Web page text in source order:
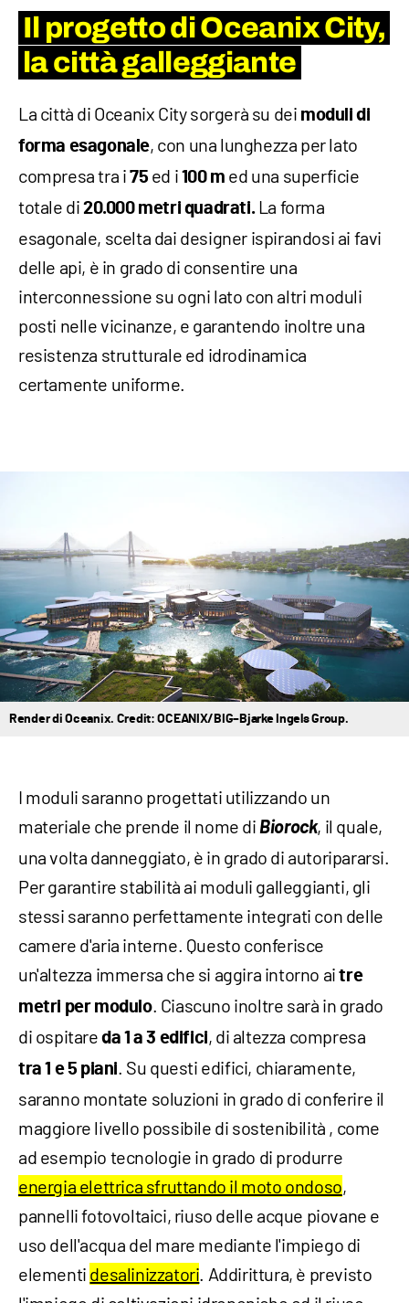
Il progetto di Oceanix City,
la città galleggiante
La città di Oceanix City sorgerà su dei moduli di
forma esagonale, con una lunghezza per lato
compresa tra i 75ed i 100 m ed una superficie
totale di 20.000 metri quadrati.La forma
esagonale, scelta dai designer ispirandosi ai favi
delle api, è in grado di consentire una
interconnessione su ogni lato con altri moduli
posti nelle vicinanze, e garantendo inoltre una
resistenza strutturale ed idrodinamica
certamente uniforme.
Render di Oceanix. Credit: OCEANIX/BIG–Bjarke Ingels Group.
I moduli saranno progettati utilizzando un
materiale che prende il nome di Biorock, il quale,
una volta danneggiato, è in grado di autoripararsi.
Per garantire stabilità ai moduli galleggianti, gli
stessi saranno perfettamente integrati con delle
camere d'aria interne. Questo conferisce
un'altezza immersa che si aggira intorno aitre
metri per modulo. Ciascuno inoltre sarà in grado
di ospitareda 1 a 3 edifici, di altezza compresa
tra 1 e 5 piani. Su questi edifici, chiaramente,
saranno montate soluzioni in grado di conferire il
maggiore livello possibile di sostenibilità , come
ad esempio tecnologie in grado di produrre
energia elettrica sfruttando il moto ondoso,
pannelli fotovoltaici, riuso delle acque piovane e
uso dell'acqua del mare mediante l'impiego di
elementi desalinizzatori. Addirittura, è previsto